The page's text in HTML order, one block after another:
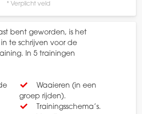
* Verplicht veld
bent geworden, is het
te schrijven voor de
In 5 trainingen
Waaieren (in een
groep rijden).
Trainingsschema’s.